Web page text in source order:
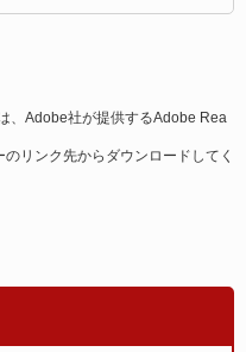
、Adobe社が提供するAdobe Rea
リンク先からダウンロードしてく